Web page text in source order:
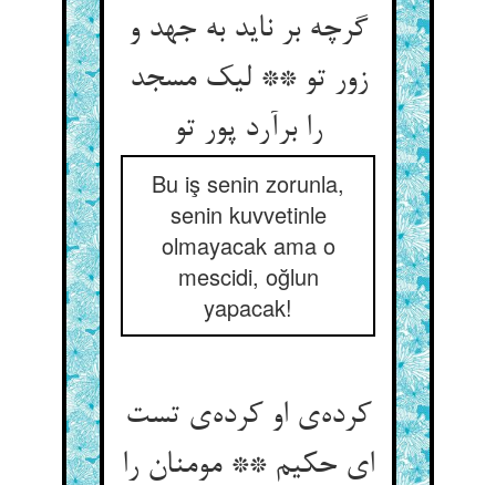
گرچه بر ناید به جهد و
زور تو ** لیک مسجد
را برآرد پور تو
Bu iş senin zorunla,
senin kuvvetinle
olmayacak ama o
mescidi, oğlun
yapacak!
کرده‌ی او کرده‌ی تست
ای حکیم ** مومنان را